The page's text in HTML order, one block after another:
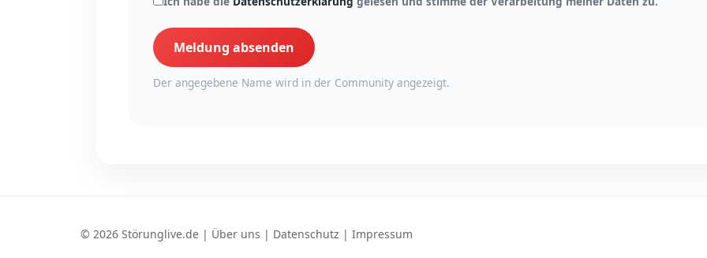
Meldung absenden
Der angegebene Name wird in der Community angezeigt.
© 2026 Störunglive.de | Über uns | Datenschutz | Impressum